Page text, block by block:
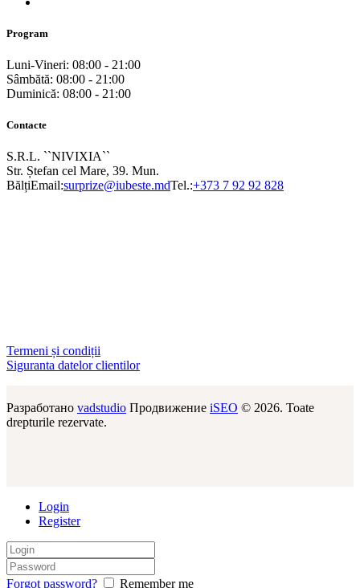
Program
Luni-Vineri: 08:00 - 21:00
Sâmbătă: 08:00 - 21:00
Duminică: 08:00 - 21:00
Contacte
S.R.L. ``NIVIXIA``
Str. Ștefan cel Mare, 39. Mun.
BălțiEmail:surprize@iubeste.mdTel.:+373 7 92 92 828
Termeni și condiții
Siguranta datelor clientilor
Разработано vadstudio Продвижение iSEO © 2026. Toate
drepturile rezervate.
Login
Register
Forgot password? Remember me